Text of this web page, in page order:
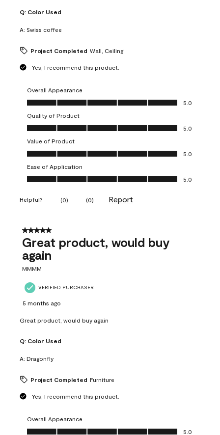
Q: Color Used
A: Swiss coffee
Project Completed Wall, Ceiling
Yes, I recommend this product.
Overall Appearance
Overall Appearance, 5.0 out of 5
5.0
Quality of Product
Quality of Product, 5.0 out of 5
5.0
Value of Product
Value of Product, 5.0 out of 5
5.0
Ease of Application
Ease of Application, 5.0 out of 5
5.0
Helpful? (0) (0) Report
5 out of 5 stars.
Great product, would buy
again
MMMM
VERIFIED PURCHASER
5 months ago
Great product, would buy again
Q: Color Used
A: Dragonfly
Project Completed Furniture
Yes, I recommend this product.
Overall Appearance
Overall Appearance, 5.0 out of 5
5.0